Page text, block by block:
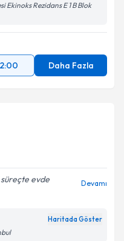
Ekinoks Rezidans E 1 B Blok
Daha Fazla
evde
Devamı
Haritada Göster